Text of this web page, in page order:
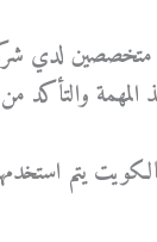
متخصصين لدي
المهمة
يتم